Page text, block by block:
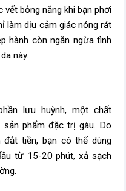
bỏng nắng khi bạn phơi
làm dịu cảm giác nóng rát
hành còn ngăn ngừa tình
này.
lưu huỳnh, một chất
phẩm đặc trị gàu. Do
tiền, bạn có thể dùng
từ 15-20 phút, xả sạch